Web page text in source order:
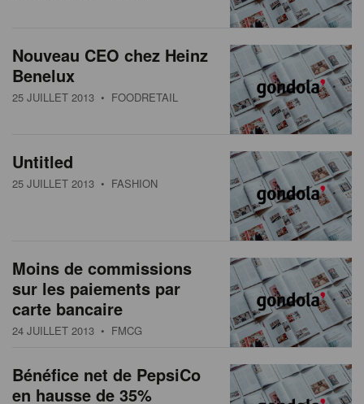
Nouveau CEO chez Heinz
Benelux
25 JUILLET 2013 • FOODRETAIL
Untitled
25 JUILLET 2013 • FASHION
Moins de commissions
sur les paiements par
carte bancaire
24 JUILLET 2013 • FMCG
Bénéfice net de PepsiCo
en hausse de 35%